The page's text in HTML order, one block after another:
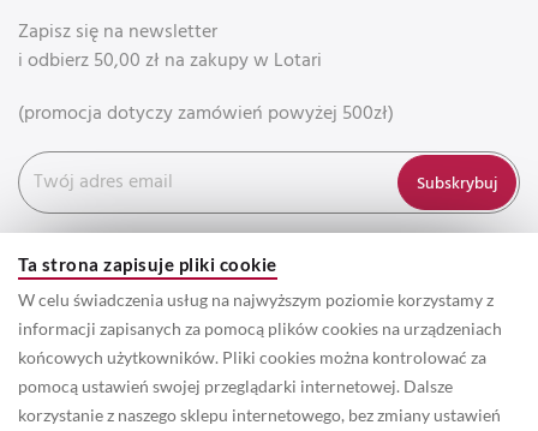
Ta strona zapisuje pliki cookie
W celu świadczenia usług na najwyższym poziomie korzystamy z
informacji zapisanych za pomocą plików cookies na urządzeniach
końcowych użytkowników. Pliki cookies można kontrolować za
pomocą ustawień swojej przeglądarki internetowej. Dalsze
korzystanie z naszego sklepu internetowego, bez zmiany ustawień
Zapisz się na newsletter
i odbierz 50,00 zł na zakupy w Lotari
(promocja dotyczy zamówień powyżej 500zł)
Subskrybuj